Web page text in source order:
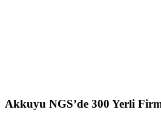
Akkuyu NGS’de 300 Yerli